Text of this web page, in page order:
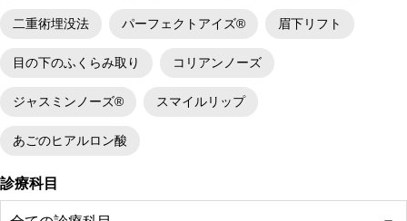
二重術埋没法 パーフェクトアイズ® 眉下リフト
目の下のふくらみ取り コリアンノーズ
ジャスミンノーズ® スマイルリップ
あごのヒアルロン酸
診療科目